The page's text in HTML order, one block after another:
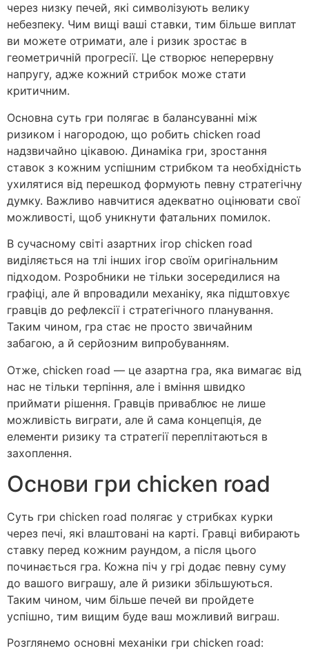
через низку печей, які символізують велику
небезпеку. Чим вищі ваші ставки, тим більше виплат
ви можете отримати, але і ризик зростає в
геометричній прогресії. Це створює неперервну
напругу, адже кожний стрибок може стати
критичним.
Основна суть гри полягає в балансуванні між
ризиком і нагородою, що робить chicken road
надзвичайно цікавою. Динаміка гри, зростання
ставок з кожним успішним стрибком та необхідність
ухилятися від перешкод формують певну стратегічну
думку. Важливо навчитися адекватно оцінювати свої
можливості, щоб уникнути фатальних помилок.
В сучасному світі азартних ігор chicken road
виділяється на тлі інших ігор своїм оригінальним
підходом. Розробники не тільки зосередилися на
графіці, але й впровадили механіку, яка підштовхує
гравців до рефлексії і стратегічного планування.
Таким чином, гра стає не просто звичайним
забагою, а й серйозним випробуванням.
Отже, chicken road — це азартна гра, яка вимагає від
нас не тільки терпіння, але і вміння швидко
приймати рішення. Гравців приваблює не лише
можливість виграти, але й сама концепція, де
елементи ризику та стратегії переплітаються в
захоплення.
Основи гри chicken road
Суть гри chicken road полягає у стрибках курки
через печі, які влаштовані на карті. Гравці вибирають
ставку перед кожним раундом, а після цього
починається гра. Кожна піч у грі додає певну суму
до вашого виграшу, але й ризики збільшуються.
Таким чином, чим більше печей ви пройдете
успішно, тим вищим буде ваш можливий виграш.
Розглянемо основні механіки гри chicken road: